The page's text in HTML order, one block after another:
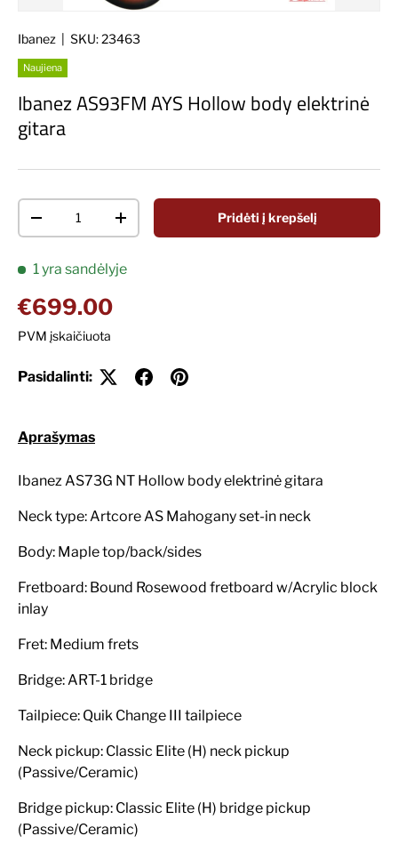
Ibanez SKU:23463
Naujiena
Ibanez AS93FM AYS Hollow body elektrinė
gitara
Decrease quantityIncrease quantityPridėti į krepšelį
1 yra sandėlyje
Įprasta kaina
€699.00
PVM įskaičiuota
Pasidalinti:
Aprašymas
Ibanez AS73G NT Hollow body elektrinė gitara
Neck type: Artcore AS Mahogany set-in neck
Body: Maple top/back/sides
Fretboard: Bound Rosewood fretboard w/Acrylic block
inlay
Fret: Medium frets
Bridge: ART-1 bridge
Tailpiece: Quik Change III tailpiece
Neck pickup: Classic Elite (H) neck pickup
(Passive/Ceramic)
Bridge pickup: Classic Elite (H) bridge pickup
(Passive/Ceramic)